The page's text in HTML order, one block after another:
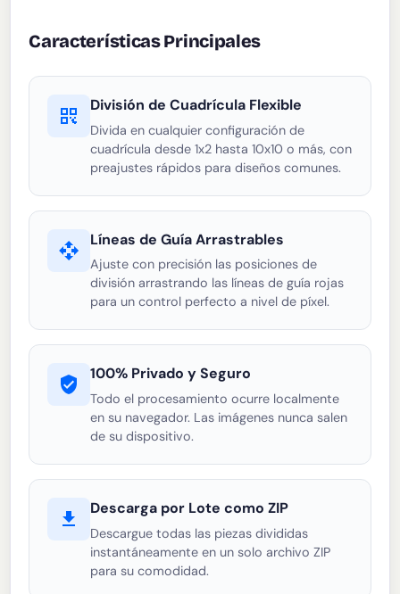
Características Principales
División de Cuadrícula Flexible
Divida en cualquier configuración de
cuadrícula desde 1x2 hasta 10x10 o más, con
preajustes rápidos para diseños comunes.
Líneas de Guía Arrastrables
Ajuste con precisión las posiciones de
división arrastrando las líneas de guía rojas
para un control perfecto a nivel de píxel.
100% Privado y Seguro
Todo el procesamiento ocurre localmente
en su navegador. Las imágenes nunca salen
de su dispositivo.
Descarga por Lote como ZIP
Descargue todas las piezas divididas
instantáneamente en un solo archivo ZIP
para su comodidad.